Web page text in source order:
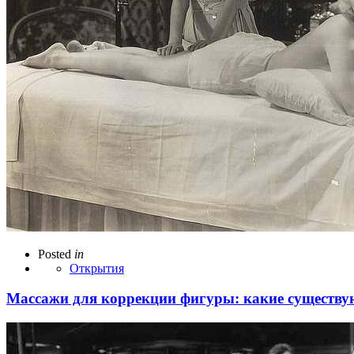
Posted in
Открытия
Массажи для коррекции фигуры: какие